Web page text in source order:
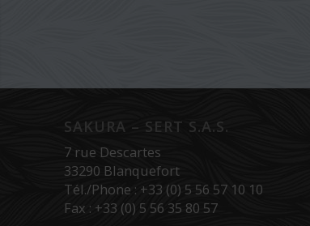
SAKURA – SERT S.A.S.
7 rue Descartes
33290 Blanquefort
Tél./Phone : +33 (0) 5 56 57 10 10
Fax : +33 (0) 5 56 35 80 57